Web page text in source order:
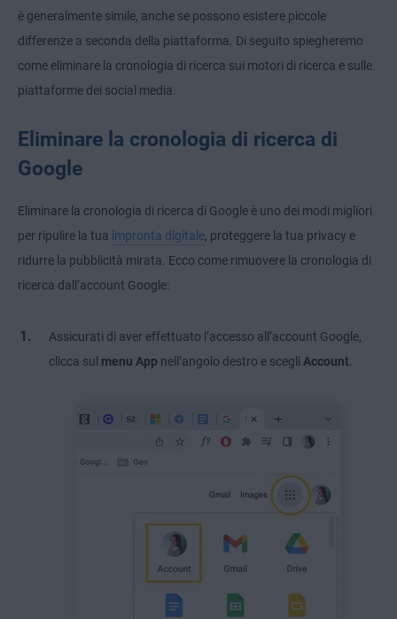
è generalmente simile, anche se possono esistere piccole
differenze a seconda della piattaforma. Di seguito spiegheremo
come eliminare la cronologia di ricerca sui motori di ricerca e sulle
piattaforme dei social media.
Eliminare la cronologia di ricerca di
Google
Eliminare la cronologia di ricerca di Google è uno dei modi migliori
per ripulire la tua impronta digitale, proteggere la tua privacy e
ridurre la pubblicità mirata. Ecco come rimuovere la cronologia di
ricerca dall’account Google:
Assicurati di aver effettuato l’accesso all’account Google,
clicca sul menu App nell’angolo destro e scegli Account.